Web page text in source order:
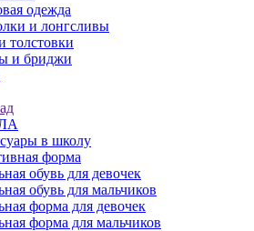
одежда
и лонгсливы
толстовки
и бриджи
в школу
форма
обувь для девочек
обувь для мальчиков
форма для девочек
форма для мальчиков